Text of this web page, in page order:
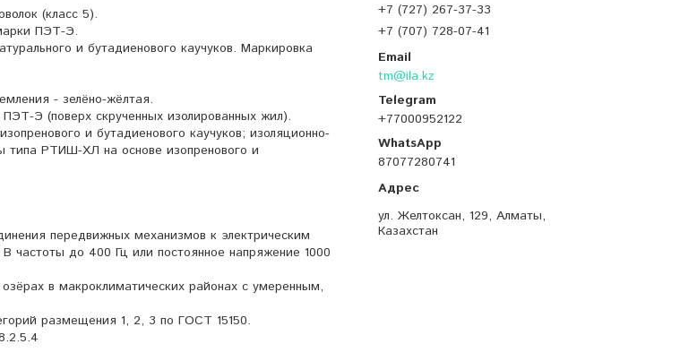
+7 (727) 267-37-33
+7 (707) 728-07-41
tm@ila.kz
+77000952122
87077280741
ул. Желтоксан, 129, Алматы,
Казахстан
(класс 5).
ПЭТ-Э.
и бутадиенового каучуков. Маркировка
- зелёно-жёлтая.
Э (поверх скрученных изолированных жил).
и бутадиенового каучуков; изоляционно-
типа РТИШ-ХЛ на основе изопренового и
передвижных механизмов к электрическим
частоты до 400 Гц или постоянное напряжение 1000
в макроклиматических районах с умеренным,
размещения 1, 2, 3 по ГОСТ 15150.